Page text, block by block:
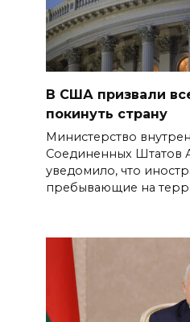
В США призвали
покинуть страну
Министерство
Соединенных Штатов
уведомило, что
пребывающие на